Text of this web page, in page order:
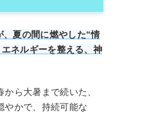
、夏の間に燃やした“情
ネルギーを整える、神
ら大暑まで続いた、
やかで、持続可能な